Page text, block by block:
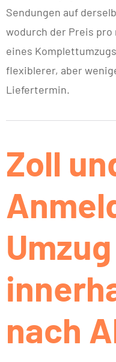
Sendungen auf
wodurch der Preis
eines
flexiblerer, aber
Liefertermin.
Zoll
Umzug
nach